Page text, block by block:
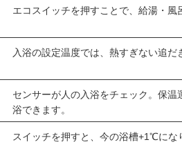
エコスイッチを押すことで、給湯・風
入浴の設定温度では、熱すぎない追だ
センサーが人の入浴をチェック。保
浴できます。
スイッチを押すと、今の浴槽+1℃にな